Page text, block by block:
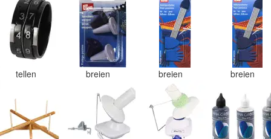
tellen breien breien breien